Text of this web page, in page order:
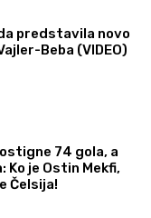
predstavila novo
Beba (VIDEO)
74 gola, a
Ko je Ostin Mekfi,
Čelsija!